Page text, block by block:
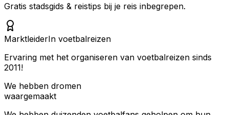
Gratis stadsgids & reistips bij je reis inbegrepen.
MarktleiderIn voetbalreizen
Ervaring met het organiseren van voetbalreizen sinds
2011!
We hebben dromen
waargemaakt